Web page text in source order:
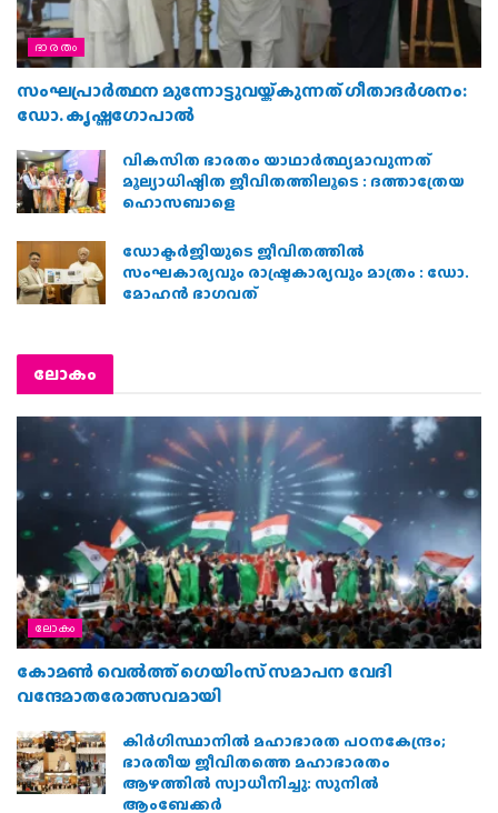
ഭാരതം
സംഘപ്രാര്‍ത്ഥന മുന്നോട്ടുവയ്ക്കുന്നത് ഗീതാദര്‍ശനം:
ഡോ. കൃഷ്ണഗോപാല്‍
വികസിത ഭാരതം യാഥാർത്ഥ്യമാവുന്നത്
മൂല്യാധിഷ്ഠിത ജീവിതത്തിലൂടെ : ദത്താത്രേയ
ഹൊസബാളെ
ഡോക്ടർജിയുടെ ജീവിതത്തിൽ
സംഘകാര്യവും രാഷ്ട്രകാര്യവും മാത്രം : ഡോ.
മോഹൻ ഭാഗവത്
ലോകം
ലോകം
കോമൺ വെൽത്ത് ഗെയിംസ് സമാപന വേദി
വന്ദേമാതരോത്സവമായി
കിര്‍ഗിസ്ഥാനില്‍ മഹാഭാരത പഠനകേന്ദ്രം;
ഭാരതീയ ജീവിതത്തെ മഹാഭാരതം
ആഴത്തില്‍ സ്വാധീനിച്ചു: സുനില്‍
ആംബേക്കര്‍